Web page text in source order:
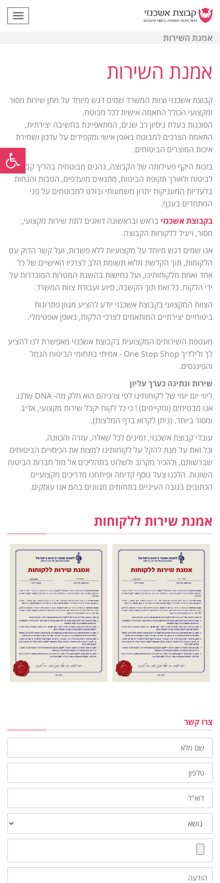
אמנת השירות
אמנת השירות
קבוצת אשכנזי וצוות המשרד שמים דגש מיוחד על מתן שירות מסור
ומקצועי הכולל התאמה אישית לכל מבוטח.
הסוכנות בעלת ניסיון רב שנים, המתאפיינת בחשיבה יצירתית,
התאמת הצרכים למבוטח באופן אישי ומקפידים על עדכון ושמירת
איכות המוצרים הביטוחים.
בזכות היקף פעילותה של הקבוצה, נהנים מבוטחיה בהליך קבלתם
לביטוח ולאורך תקופת הביטוח, מתנאים מועדפים, הטבות והנחות
בלעדיות המעניקות יתרון משמעותי ובולט למבוטחים על פני
המתחרים בענף.
בקבוצת אשכנזי בראש ובראשונה דואגים לתת שירות מקצועי,
מסור, ויעיל ללקוחות הקבוצה.
אנו שמים דגש מיוחד על מקצועיות ללא פשרות, ועל קשר הדוק עם
הלקוחות, תוך הקדשת מלוא תשומת הלב לצרכיו האישיים של כל
אחד ואחת מלקוחותינו, ועל נחישות בהשגת המטרות המוגדרות על
ידי הלקוח. כל זאת תוך הקשבה, סיוע ועבודת צוות המשרד.
הצוות המקצועי בקבוצת אשכנזי יודע להציע מגוון פתרונות
ביטוחיים יצירתיים המותאמים לצרכי הלקוח, באופן אופטימלי.
מעטפת השירותים המקצועית בקבוצת אשכנזי מאפשרת לנו להציע
לך ולילדיך One Stop Shop - אמיתי בתחומי הביטוח הגמל
והפיננסים.
שירות ונתינה כערך עליון
ליווי יום יומי של לקוחותינו לפי צרכיהם הוא חלק מה- DNA שלנו.
אנו מבטיחים (ומקיימים) ! כי כל לקוח יקבל שירות מקצועי, אדיב
ומסור ביותר. (ניתן לקרוא בדף המלצות).
עובדי קבוצת אשכנזי, זמינים לכל שאלה, עזרה והכוונה.
וכל זאת על מנת להקל על לקוחותינו למצות את הכיסויים הביטוחים
שברשותם, ולהכיר מקרוב ולשלוט בתהליכים אל מול חברות הביטוח
השונות. הלכנו צעד נוסף קדימה ופיתחנו מדריכים מקצועיים
הכתובים בגובה העיניים בתחומים מגוונים בהם אנו עוסקים.
אמנת שירות ללקוחות
צרו קשר
שם
מלא
טלפון
דוא"ל
נושא
צרף
הודעה